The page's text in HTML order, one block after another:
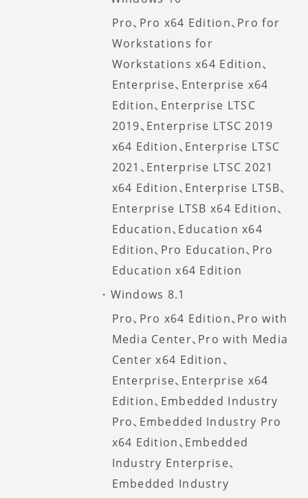
Pro、Pro x64 Edition、Pro for
Workstations for
Workstations x64 Edition、
Enterprise、Enterprise x64
Edition、Enterprise LTSC
2019、Enterprise LTSC 2019
x64 Edition、Enterprise LTSC
2021、Enterprise LTSC 2021
x64 Edition、Enterprise LTSB、
Enterprise LTSB x64 Edition、
Education、Education x64
Edition、Pro Education、Pro
Education x64 Edition
Windows 8.1
Pro、Pro x64 Edition、Pro with
Media Center、Pro with Media
Center x64 Edition、
Enterprise、Enterprise x64
Edition、Embedded Industry
Pro、Embedded Industry Pro
x64 Edition、Embedded
Industry Enterprise、
Embedded Industry